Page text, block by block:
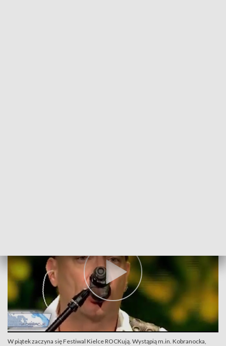
W piątek zaczyna się Festiwal Kielce ROCKują. Wystąpią m.in. Kobranocka,